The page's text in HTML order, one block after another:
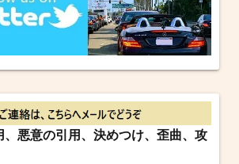
、悪意の引用、決めつけ、歪曲、攻